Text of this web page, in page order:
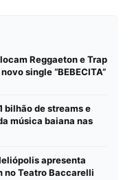
Reggaeton e Trap
single “BEBECITA”
bilhão de streams e
música baiana nas
apresenta
no Teatro Baccarelli